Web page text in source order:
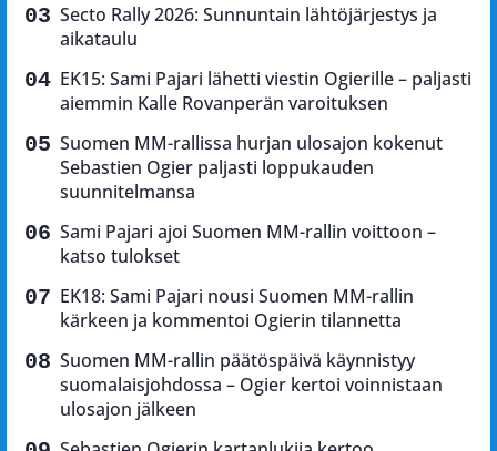
Secto Rally 2026: Sunnuntain lähtöjärjestys ja
aikataulu
EK15: Sami Pajari lähetti viestin Ogierille – paljasti
aiemmin Kalle Rovanperän varoituksen
Suomen MM-rallissa hurjan ulosajon kokenut
Sebastien Ogier paljasti loppukauden
suunnitelmansa
Sami Pajari ajoi Suomen MM-rallin voittoon –
katso tulokset
EK18: Sami Pajari nousi Suomen MM-rallin
kärkeen ja kommentoi Ogierin tilannetta
Suomen MM-rallin päätöspäivä käynnistyy
suomalaisjohdossa – Ogier kertoi voinnistaan
ulosajon jälkeen